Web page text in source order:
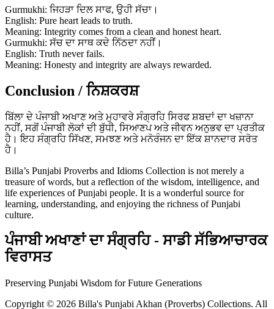
Gurmukhi: ਜਿਹੜਾ ਦਿਲ ਸਾਫ, ਉਹੀ ਸੱਚਾ।
English: Pure heart leads to truth.
Meaning: Integrity comes from a clean and honest heart.
Gurmukhi: ਸੱਚ ਦਾ ਸਾਥ ਕਦੇ ਨਿੱਠਦਾ ਨਹੀਂ।
English: Truth never fails.
Meaning: Honesty and integrity are always rewarded.
Conclusion / ਨਿਸ਼ਕਰਸ਼
ਬਿੱਲਾ ਦੇ ਪੰਜਾਬੀ ਅਖਾਣ ਅਤੇ ਮੁਹਾਵਰੇ ਸੰਗ੍ਰਹਿ ਸਿਰਫ ਸ਼ਬਦਾਂ ਦਾ ਖਜ਼ਾਨਾ
ਨਹੀਂ, ਸਗੋਂ ਪੰਜਾਬੀ ਲੋਕਾਂ ਦੀ ਬੁੱਧੀ, ਸਿਆਣਪ ਅਤੇ ਜੀਵਨ ਅਨੁਭਵ ਦਾ ਪ੍ਰਤੀਕ
ਹੈ। ਇਹ ਸੰਗ੍ਰਹਿ ਸਿੱਖਣ, ਸਮਝਣ ਅਤੇ ਮਨੋਰੰਜਨ ਦਾ ਇੱਕ ਸ਼ਾਨਦਾਰ ਸਰੋਤ
ਹੈ।
Billa’s Punjabi Proverbs and Idioms Collection is not merely a
treasure of words, but a reflection of the wisdom, intelligence, and
life experiences of Punjabi people. It is a wonderful source for
learning, understanding, and enjoying the richness of Punjabi
culture.
ਪੰਜਾਬੀ ਅਖਾਣਾਂ ਦਾ ਸੰਗ੍ਰਹਿ - ਸਾਡੀ ਸੱਭਿਆਚਾਰਕ
ਵਿਰਾਸਤ
Preserving Punjabi Wisdom for Future Generations
Copyright © 2026 Billa's Punjabi Akhan (Proverbs) Collections. All